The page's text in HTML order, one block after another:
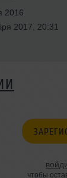
2016
2017, 20:31
чтобы